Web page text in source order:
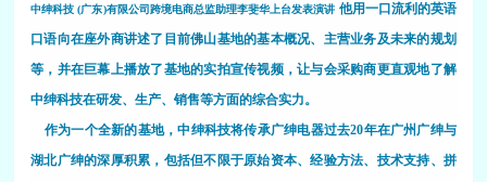
中绅科技 (广东)有限公司跨境电商总监助理李斐华上台发表演讲 他用一口流利的英语
口语向在座外商讲述了目前佛山基地的基本概况、主营业务及未来的规划
等，并在巨幕上播放了基地的实拍宣传视频，让与会采购商更直观地了解
中绅科技在研发、生产、销售等方面的综合实力。
作为一个全新的基地，中绅科技将传承广绅电器过去20年在广州广绅与
湖北广绅的深厚积累，包括但不限于原始资本、经验方法、技术支持、拼